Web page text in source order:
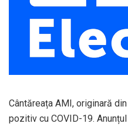
Cântăreața AMI, originară
pozitiv cu COVID-19.